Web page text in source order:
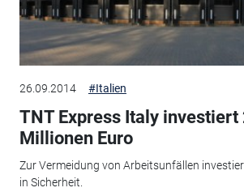
26.09.2014 #Italien
TNT Express Italy investiert
Millionen Euro
Zur Vermeidung von Arbeitsunfällen
in Sicherheit.